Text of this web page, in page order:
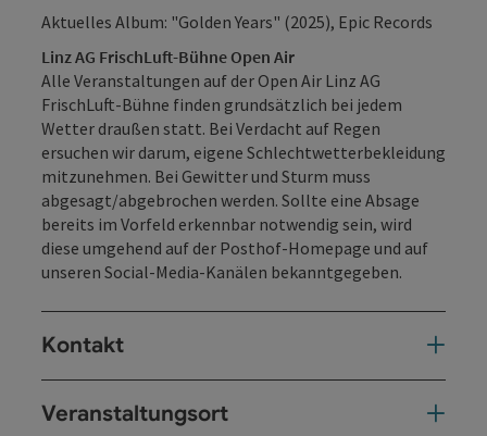
Aktuelles Album: "Golden Years" (2025), Epic Records
Linz AG FrischLuft-Bühne Open Air
Alle Veranstaltungen auf der Open Air Linz AG
FrischLuft-Bühne finden grundsätzlich bei jedem
Wetter draußen statt. Bei Verdacht auf Regen
ersuchen wir darum, eigene Schlechtwetterbekleidung
mitzunehmen. Bei Gewitter und Sturm muss
abgesagt/abgebrochen werden. Sollte eine Absage
bereits im Vorfeld erkennbar notwendig sein, wird
diese umgehend auf der Posthof-Homepage und auf
unseren Social-Media-Kanälen bekanntgegeben.
Kontakt
Veranstaltungsort